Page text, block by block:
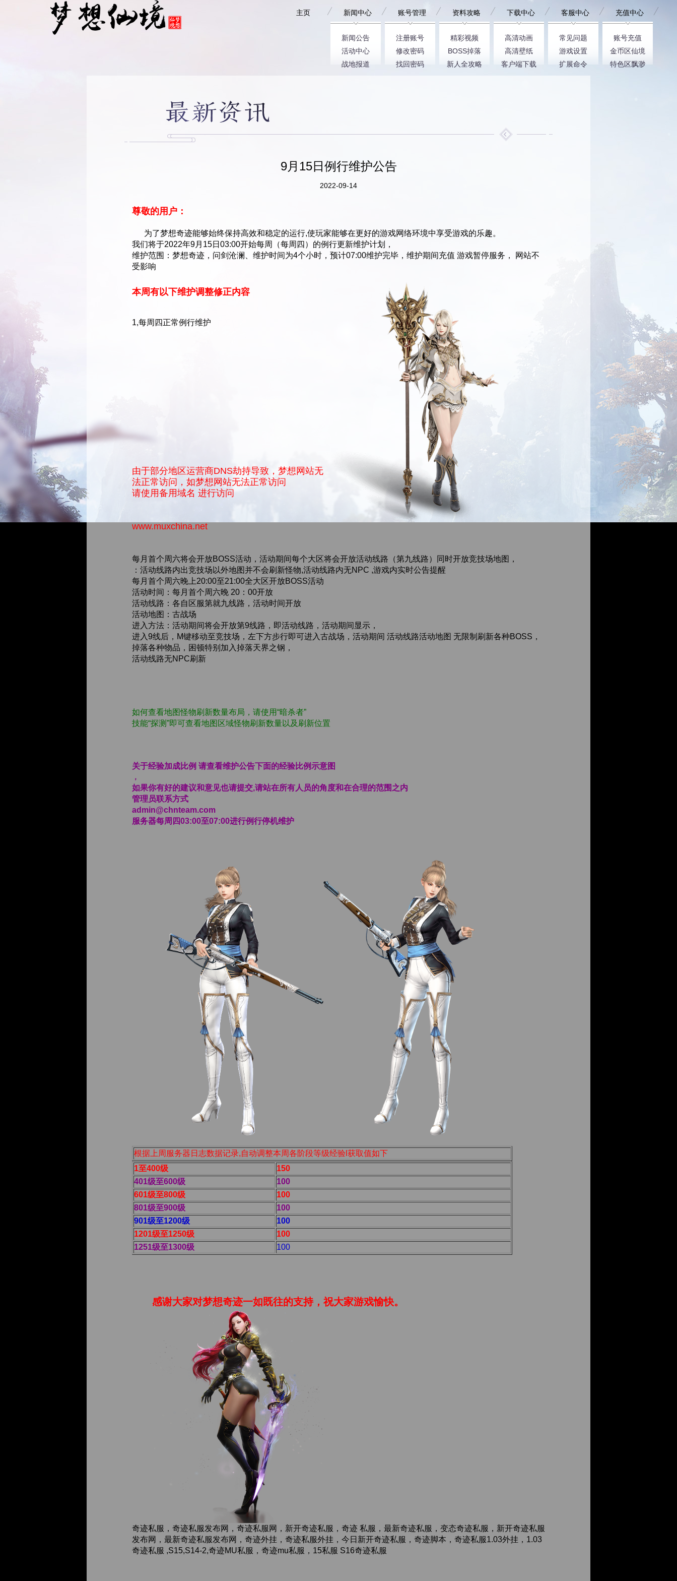
主页 新闻中心
新闻公告
活动中心
战地报道
账号管理
注册账号
修改密码
找回密码
资料攻略
精彩视频
BOSS掉落
新人全攻略
下载中心
高清动画
高清壁纸
客户端下载
客服中心
常见问题
游戏设置
扩展命令
充值中心
账号充值
金币区仙境
特色区飘渺
9月15日例行维护公告
2022-09-14
尊敬的用户：
为了梦想奇迹能够始终保持高效和稳定的运行,使玩家能够在更好的游戏网络环境中享受游戏的乐趣。
我们将于2022年9月15日03:00开始每周（每周四）的例行更新维护计划，
维护范围：梦想奇迹，问剑沧澜、维护时间为4个小时，预计07:00维护完毕，维护期间充值 游戏暂停服务， 网站不
受影响
本周有以下维护调整修正内容
1,每周四正常例行维护
由于部分地区运营商DNS劫持导致，梦想网站无
法正常访问，如梦想网站无法正常访问
请使用备用域名 进行访问
www.muxchina.net
每月首个周六将会开放BOSS活动，活动期间每个大区将会开放活动线路（第九线路）同时开放竞技场地图，
：活动线路内出竞技场以外地图并不会刷新怪物,活动线路内无NPC ,游戏内实时公告提醒
每月首个周六晚上20:00至21:00全大区开放BOSS活动
活动时间：每月首个周六晚 20：00开放
活动线路：各自区服第就九线路，活动时间开放
活动地图：古战场
进入方法：活动期间将会开放第9线路，即活动线路，活动期间显示，
进入9线后，M键移动至竞技场，左下方步行即可进入古战场，活动期间 活动线路活动地图 无限制刷新各种BOSS，
掉落各种物品，困顿特别加入掉落天界之钢，
活动线路无NPC刷新
如何查看地图怪物刷新数量布局，请使用“暗杀者”
技能“探测”即可查看地图区域怪物刷新数量以及刷新位置
关于经验加成比例 请查看维护公告下面的经验比例示意图
，
如果你有好的建议和意见也请提交,请站在所有人员的角度和在合理的范围之内
管理员联系方式
admin@chnteam.com
服务器每周四03:00至07:00进行例行停机维护
根据上周服务器日志数据记录,自动调整本周各阶段等级经验l获取值如下
1至400级
150
401级至600级
100
601级至800级
100
801级至900级
100
901级至1200级
100
1201级至1250级
100
1251级至1300级
100
感谢大家对梦想奇迹一如既往的支持，祝大家游戏愉快。
奇迹私服，奇迹私服发布网，奇迹私服网，新开奇迹私服，奇迹 私服，最新奇迹私服，变态奇迹私服，新开奇迹私服
发布网，最新奇迹私服发布网，奇迹外挂，奇迹私服外挂，今日新开奇迹私服，奇迹脚本，奇迹私服1.03外挂，1.03
奇迹私服 ,S15,S14-2,奇迹MU私服，奇迹mu私服，15私服 S16奇迹私服